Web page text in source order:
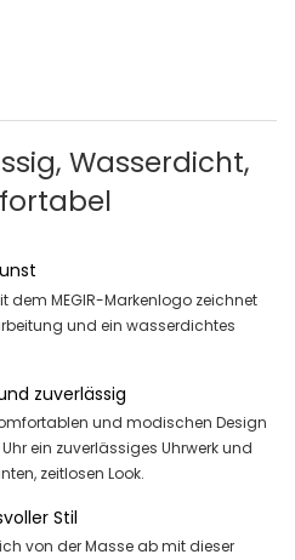
Wasserdicht,
dem MEGIR-Markenlogo zeichnet
und ein wasserdichtes
zuverlässig
und modischen Design
ein zuverlässiges Uhrwerk und
zeitlosen Look.
Stil
von der Masse ab mit dieser